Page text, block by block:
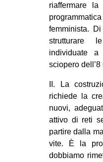
riaffermare
femminista.
strutturare
individuate
sciopero dell’8
II. La
richiede la
nuovi,
attivo di reti
partire dalla
vite. È la
dobbiamo